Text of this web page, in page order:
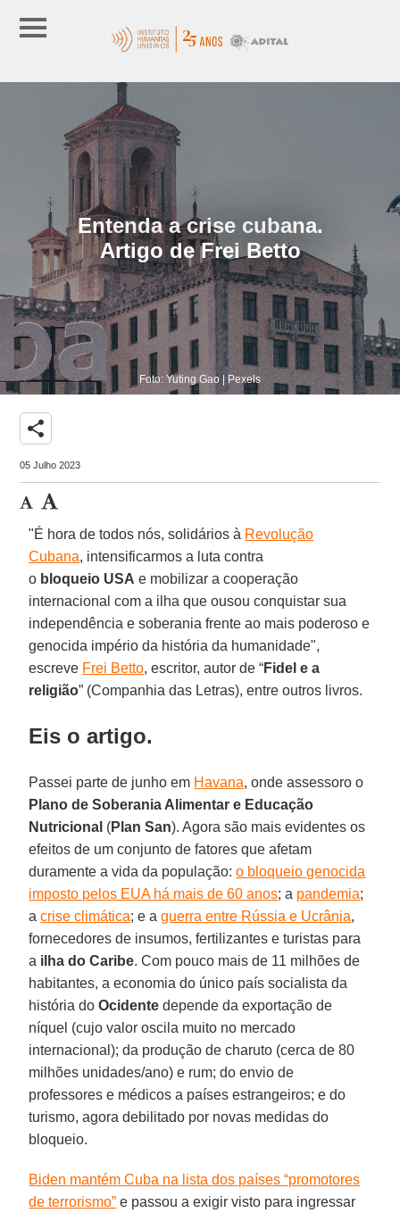
Entenda a crise cubana.
Artigo de Frei Betto
Foto: Yuting Gao | Pexels
share
05 Julho 2023
"É hora de todos nós, solidários à Revolução
Cubana, intensificarmos a luta contra
o bloqueio USA e mobilizar a cooperação
internacional com a ilha que ousou conquistar sua
independência e soberania frente ao mais poderoso e
genocida império da história da humanidade",
escreve Frei Betto, escritor, autor de “Fidel e a
religião” (Companhia das Letras), entre outros livros.
Eis o artigo.
Passei parte de junho em Havana, onde assessoro o
Plano de Soberania Alimentar e Educação
Nutricional (Plan San). Agora são mais evidentes os
efeitos de um conjunto de fatores que afetam
duramente a vida da população:o bloqueio genocida
imposto pelos EUA há mais de 60 anos; a pandemia;
acrise climática; e aguerra entre Rússia e Ucrânia,
fornecedores de insumos, fertilizantes e turistas para
a ilha do Caribe. Com pouco mais de 11 milhões de
habitantes, a economia do único país socialista da
história doOcidente depende da exportação de
níquel (cujo valor oscila muito no mercado
internacional); da produção de charuto (cerca de 80
milhões unidades/ano) e rum; do envio de
professores e médicos a países estrangeiros; e do
turismo, agora debilitado por novas medidas do
bloqueio.
Biden mantém Cuba na lista dos países “promotores
de terrorismo” e passou a exigir visto para ingressar